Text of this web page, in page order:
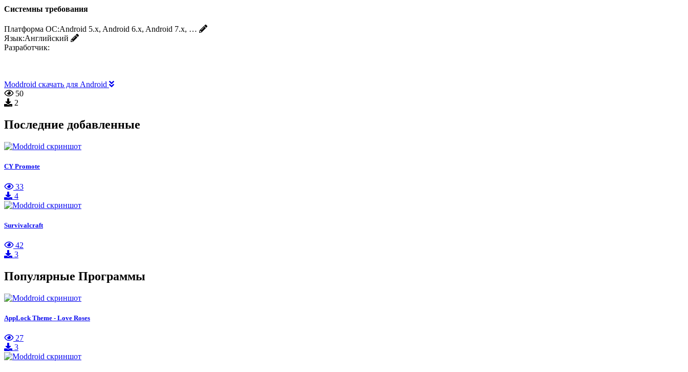
Системны требования
Платформа ОС:Android 5.x, Android 6.x, Android 7.x, …
Язык:Английский
Разработчик:
Moddroid скачать для Android
50
2
Последние добавленные
CY Promote
33
4
Survivalcraft
42
3
Популярные Программы
AppLock Theme - Love Roses
27
3